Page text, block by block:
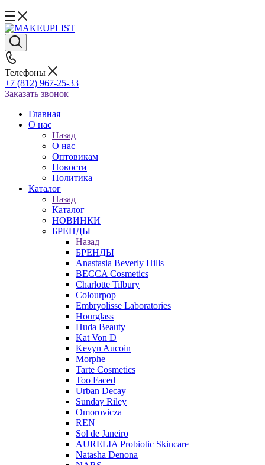
Телефоны
+7 (812) 967-25-33
Заказать звонок
Главная
О нас
Назад
О нас
Оптовикам
Новости
Политика
Каталог
Назад
Каталог
НОВИНКИ
БРЕНДЫ
Назад
БРЕНДЫ
Anastasia Beverly Hills
BECCA Cosmetics
Charlotte Tilbury
Colourpop
Embryolisse Laboratories
Hourglass
Huda Beauty
Kat Von D
Kevyn Aucoin
Morphe
Tarte Cosmetics
Too Faced
Urban Decay
Sunday Riley
Omorovicza
REN
Sol de Janeiro
AURELIA Probiotic Skincare
Natasha Denona